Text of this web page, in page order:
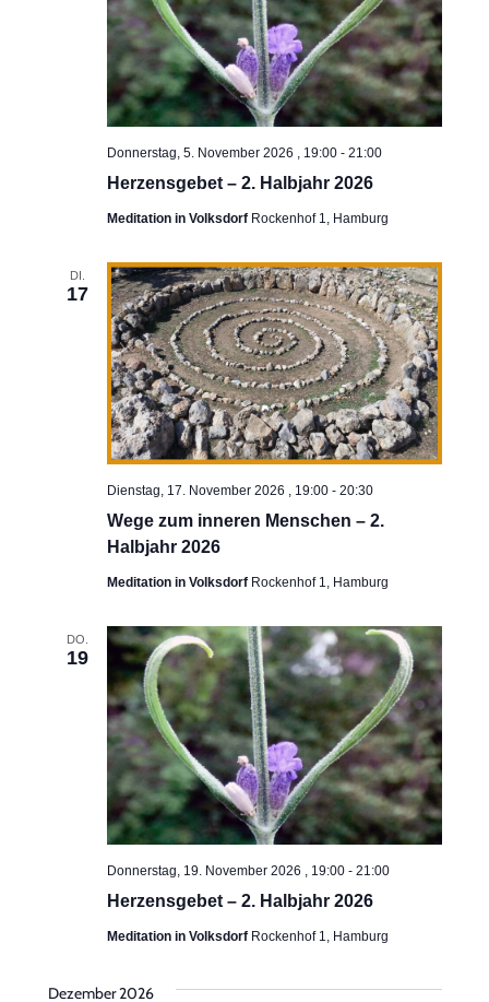
Herzensgebet – 2. Halbjahr 2026
Donnerstag, 5. November 2026 , 19:00- 21:00
Meditation in Volksdorf Rockenhof 1, Hamburg
DI.
17
Wege zum inneren Menschen – 2.
Halbjahr 2026
Dienstag, 17. November 2026 , 19:00- 20:30
Meditation in Volksdorf Rockenhof 1, Hamburg
DO.
19
Herzensgebet – 2. Halbjahr 2026
Donnerstag, 19. November 2026 , 19:00- 21:00
Meditation in Volksdorf Rockenhof 1, Hamburg
Dezember 2026